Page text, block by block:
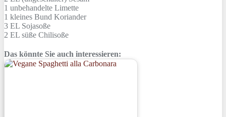
1 unbehandelte Limette
1 kleines Bund Koriander
3 EL Sojasoße
2 EL süße Chilisoße
Das könnte Sie auch interessieren: